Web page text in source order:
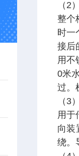
（2
整个
时一
接后
用不
0米
过。
（3
用于
向装
绕。